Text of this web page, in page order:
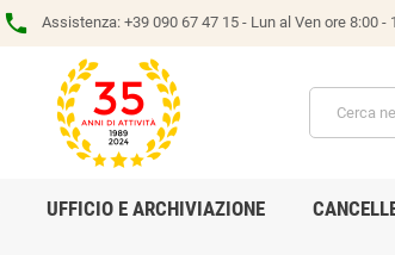
phone Assistenza: +39 090 67 47 15 - Lun al Ven ore 8:00 -
UFFICIO E ARCHIVIAZIONE